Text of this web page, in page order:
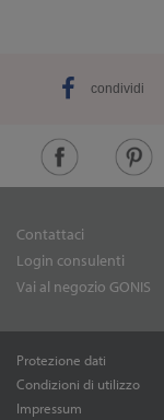
condividi
Contattaci
Login consulenti
Vai al negozio GONIS
Protezione dati
Condizioni di utilizzo
Impressum